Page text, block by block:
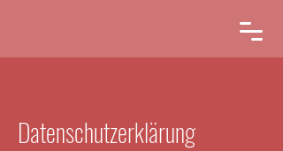
Datenschutzerklärung